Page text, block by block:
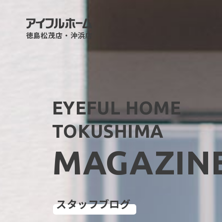
徳島松茂店・沖浜店
EYEFUL HOME
TOKUSHIMA
スタッフブログ